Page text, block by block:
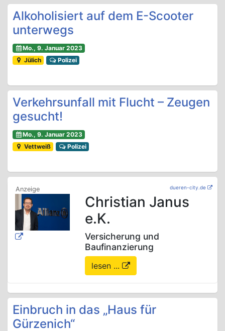
Alkoholisiert auf dem E-Scooter
unterwegs
Mo., 9. Januar 2023
Jülich
Polizei
Verkehrsunfall mit Flucht – Zeugen
gesucht!
Mo., 9. Januar 2023
Vettweiß
Polizei
dueren-city.de
Christian Janus
e.K.
Versicherung und
Baufinanzierung
lesen ...
Einbruch in das „Haus für
Gürzenich“